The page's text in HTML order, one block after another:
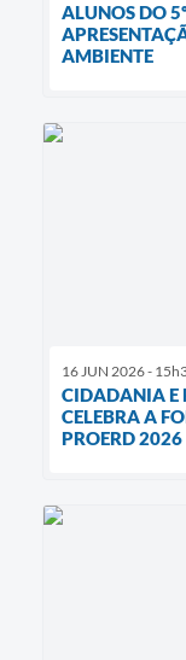
ALUNOS DO
AMBIENTE
16 JUN 2026 -
CIDADANIA E
CELEBRA A
PROERD 2026